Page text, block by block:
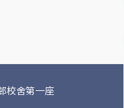
校舍第一座